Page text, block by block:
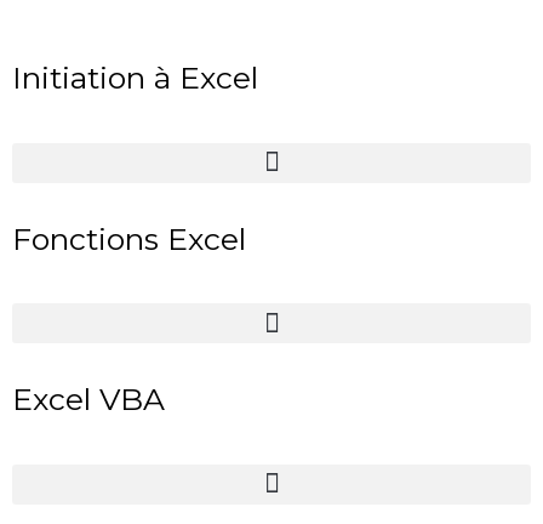
Initiation à Excel
Fonctions Excel
Excel VBA